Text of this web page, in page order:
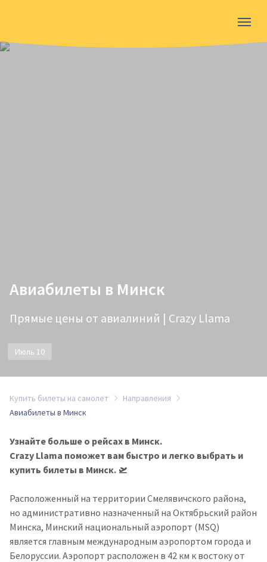
Авиабилеты в Минск
Прямые цены от авиалиний | Crazy Llama
Июль 10
Купить билеты на самолет
Направления
Авиабилеты в Минск
Узнайте больше о рейсах в Минск.
Crazy Llama поможет вам быстро и легко выбрать и
купить билеты в Минск. 🛫
Расположенный на территории Смелявичского района,
но административно назначенный на Октябрьский район
Минска, Минский национальный аэропорт (MSQ)
является главным международным аэропортом города и
Белоруссии. Аэропорт расположен в 42 км к востоку от